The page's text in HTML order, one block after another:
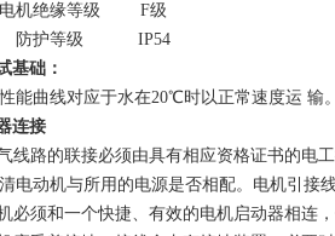
机绝缘等级
F级
防护等级
IP54
基础：
能曲线对应于水在20℃时以正常速度运 输
连接
线路的联接必须由具有相应资格证书的电工
电动机与所用的电源是否相配。电机引接
必须和一个快捷、有效的电机启动器相连